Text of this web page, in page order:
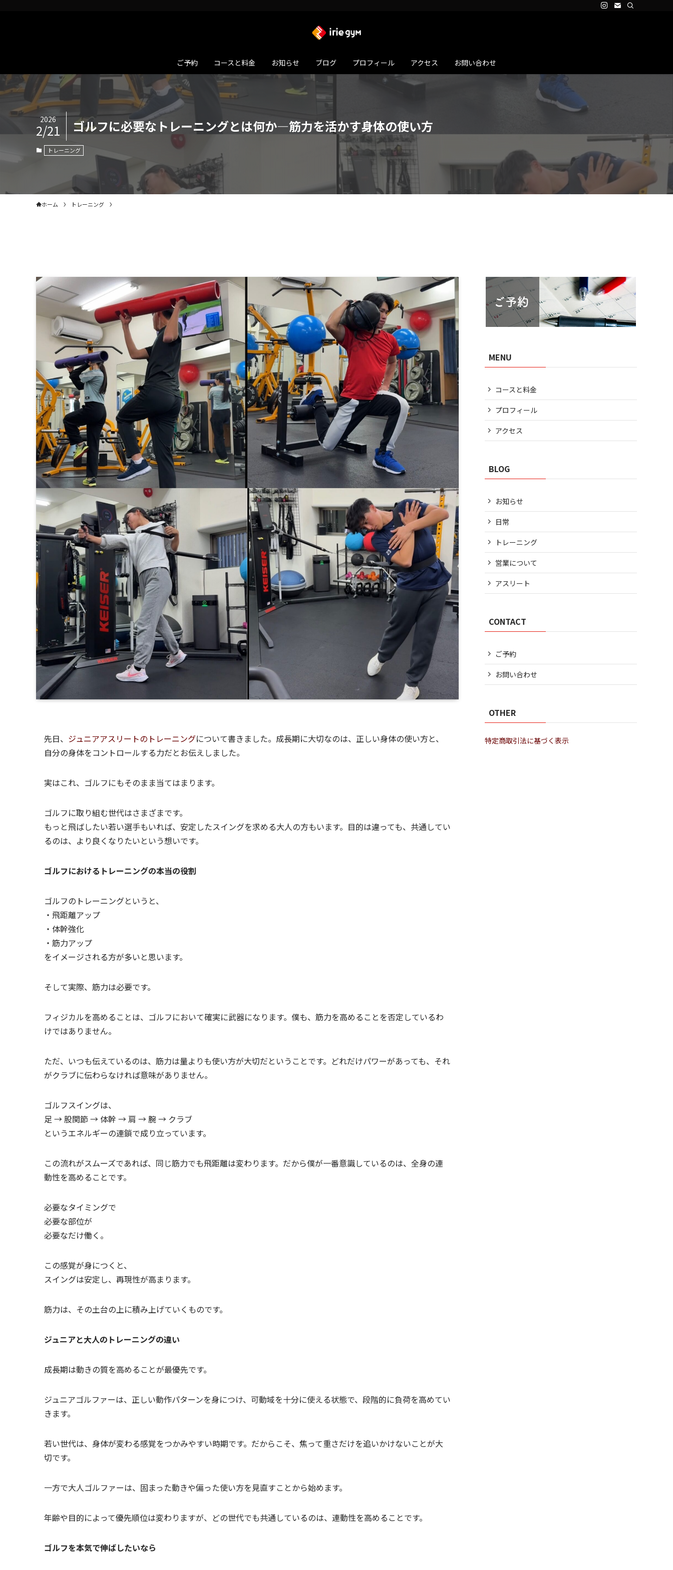
ご予約 コースと料金 お知らせ ブログ プロフィール アクセス お問い合わせ
ゴルフに必要なトレーニングとは何か―筋力を活かす身体の使い方
2026
2/21
トレーニング
ホーム トレーニング
先日、 ジュニアアスリートのトレーニングについて書きました。成長期に大切なのは、正しい身体の使い方と、
自分の身体をコントロールする力だとお伝えしました。
実はこれ、ゴルフにもそのまま当てはまります。
ゴルフに取り組む世代はさまざまです。
もっと飛ばしたい若い選手もいれば、安定したスイングを求める大人の方もいます。目的は違っても、共通してい
るのは、より良くなりたいという想いです。
ゴルフにおけるトレーニングの本当の役割
ゴルフのトレーニングというと、
・飛距離アップ
・体幹強化
・筋力アップ
をイメージされる方が多いと思います。
そして実際、筋力は必要です。
フィジカルを高めることは、ゴルフにおいて確実に武器になります。僕も、筋力を高めることを否定しているわ
けではありません。
ただ、いつも伝えているのは、筋力は量よりも使い方が大切だということです。どれだけパワーがあっても、それ
がクラブに伝わらなければ意味がありません。
ゴルフスイングは、
足 → 股関節 → 体幹 → 肩 → 腕 → クラブ
というエネルギーの連鎖で成り立っています。
この流れがスムーズであれば、同じ筋力でも飛距離は変わります。だから僕が一番意識しているのは、全身の連
動性を高めることです。
必要なタイミングで
必要な部位が
必要なだけ働く。
この感覚が身につくと、
スイングは安定し、再現性が高まります。
筋力は、その土台の上に積み上げていくものです。
ジュニアと大人のトレーニングの違い
成長期は動きの質を高めることが最優先です。
ジュニアゴルファーは、正しい動作パターンを身につけ、可動域を十分に使える状態で、段階的に負荷を高めてい
きます。
若い世代は、身体が変わる感覚をつかみやすい時期です。だからこそ、焦って重さだけを追いかけないことが大
切です。
一方で大人ゴルファーは、固まった動きや偏った使い方を見直すことから始めます。
年齢や目的によって優先順位は変わりますが、どの世代でも共通しているのは、連動性を高めることです。
ゴルフを本気で伸ばしたいなら
MENU
コースと料金
プロフィール
アクセス
BLOG
お知らせ
日常
トレーニング
営業について
アスリート
CONTACT
ご予約
お問い合わせ
OTHER
特定商取引法に基づく表示